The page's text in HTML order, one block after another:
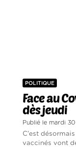
POLITIQUE
Face au
dès jeudi
Publié le mardi
C'est
vaccinés vont